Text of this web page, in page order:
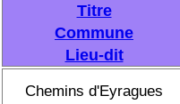
Titre
Commune
Lieu-dit
Chemins d'Eyragues